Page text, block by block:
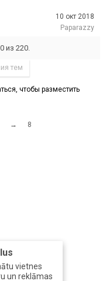
vietnes
un reklāmas
10 окт 2018
Paparazzy
из 220.
тем
чтобы разместить
→ 8